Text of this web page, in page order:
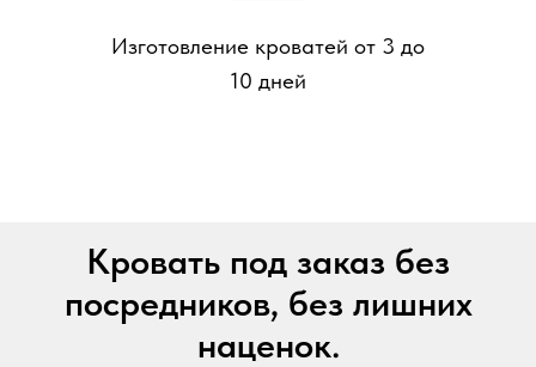
Изготовление кроватей от 3 до
10 дней
Кровать под заказ без
посредников, без лишних
наценок.